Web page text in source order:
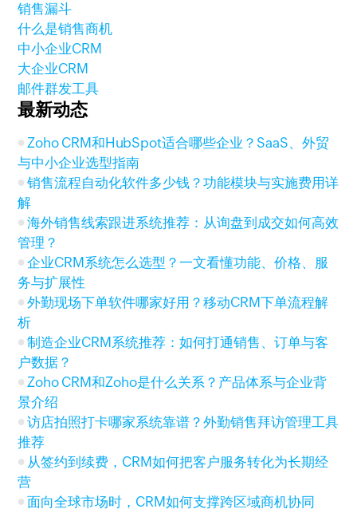
销售漏斗
什么是销售商机
中小企业CRM
大企业CRM
邮件群发工具
最新动态
Zoho CRM和HubSpot适合哪些企业？SaaS、外贸
与中小企业选型指南
销售流程自动化软件多少钱？功能模块与实施费用详
解
海外销售线索跟进系统推荐：从询盘到成交如何高效
管理？
企业CRM系统怎么选型？一文看懂功能、价格、服
务与扩展性
外勤现场下单软件哪家好用？移动CRM下单流程解
析
制造企业CRM系统推荐：如何打通销售、订单与客
户数据？
Zoho CRM和Zoho是什么关系？产品体系与企业背
景介绍
访店拍照打卡哪家系统靠谱？外勤销售拜访管理工具
推荐
从签约到续费，CRM如何把客户服务转化为长期经
营
面向全球市场时，CRM如何支撑跨区域商机协同